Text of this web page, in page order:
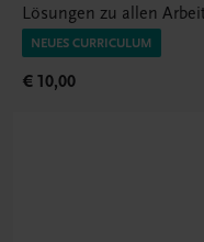
Lösungen zu allen
NEUES CURRICULUM
€ 10,00